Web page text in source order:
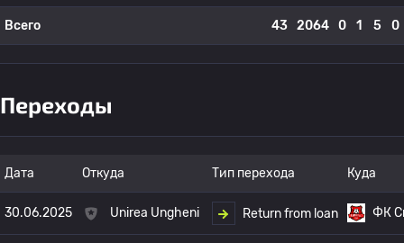
Всего 43 2064 0 1 5 0
Переходы
Дата Откуда Тип перехода Куда
30.06.2025 Unirea Ungheni Return from loan ФК